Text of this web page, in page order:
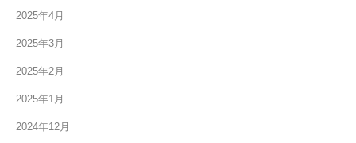
2025年4月
2025年3月
2025年2月
2025年1月
2024年12月